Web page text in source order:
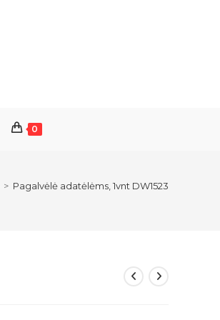
0
> Pagalvėlė adatėlėms, 1vnt DW1523